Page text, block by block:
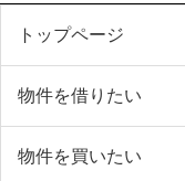
トップページ
物件を借りたい
物件を買いたい